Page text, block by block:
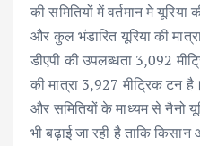
की समितियों में वर्तमान मे
और कुल भंडारित यूरिया की
डीएपी की उपलब्धता 3,092
की मात्रा 3,927 मीट्रिक टन
और समितियों के माध्यम से नैनो
भी बढ़ाई जा रही है ताकि